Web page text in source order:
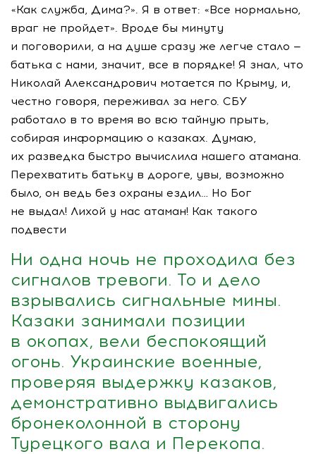
«Как служба, Дима?». Я в ответ: «Все нормально,
враг не пройдет». Вроде бы минуту
и поговорили, а на душе сразу же легче стало —
батька с нами, значит, все в порядке! Я знал, что
Николай Александрович мотается по Крыму, и,
честно говоря, переживал за него. СБУ
работало в то время во всю тайную прыть,
собирая информацию о казаках. Думаю,
их разведка быстро вычислила нашего атамана.
Перехватить батьку в дороге, увы, возможно
было, он ведь без охраны ездил… Но Бог
не выдал! Лихой у нас атаман! Как такого
подвести
Ни одна ночь не проходила без
сигналов тревоги. То и дело
взрывались сигнальные мины.
Казаки занимали позиции
в окопах, вели беспокоящий
огонь. Украинские военные,
проверяя выдержку казаков,
демонстративно выдвигались
бронеколонной в сторону
Турецкого вала и Перекопа.